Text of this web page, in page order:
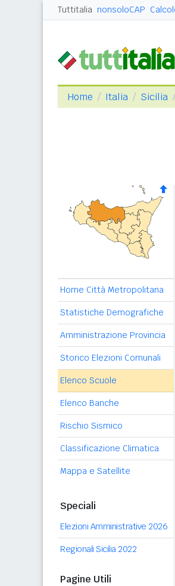
Tuttitalia nonsoloCAP
Home Italia Sicilia
Home Città Metropolitana
Statistiche Demografiche
Amministrazione Provincia
Storico Elezioni Comunali
Elenco Scuole
Elenco Banche
Rischio Sismico
Classificazione Climatica
Mappa e Satellite
Speciali
Elezioni Amministrative 2026
Regionali Sicilia 2022
Pagine Utili